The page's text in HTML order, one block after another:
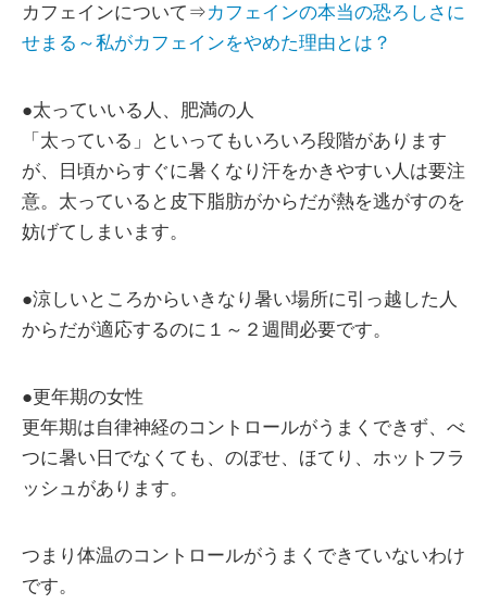
カフェインについて⇒カフェインの本当の恐ろしさに
せまる～私がカフェインをやめた理由とは？
●太っていいる人、肥満の人
「太っている」といってもいろいろ段階があります
が、日頃からすぐに暑くなり汗をかきやすい人は要注
意。太っていると皮下脂肪がからだが熱を逃がすのを
妨げてしまいます。
●涼しいところからいきなり暑い場所に引っ越した人
からだが適応するのに１～２週間必要です。
●更年期の女性
更年期は自律神経のコントロールがうまくできず、べ
つに暑い日でなくても、のぼせ、ほてり、ホットフラ
ッシュがあります。
つまり体温のコントロールがうまくできていないわけ
です。